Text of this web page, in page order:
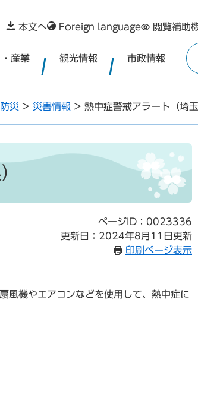
本文へ Foreign language 閲覧補助
・産業 観光情報 市政情報
防災 > 災害情報 > 熱中症警戒アラート（埼玉
ページID：0023336
更新日：2024年8月11日更新
印刷ページ表示
風機やエアコンなどを使用して、熱中症に